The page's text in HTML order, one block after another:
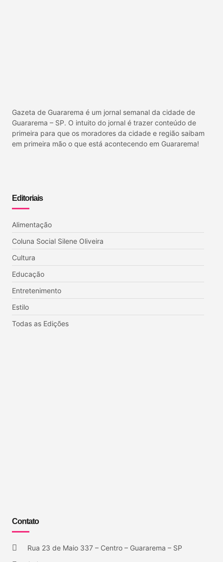
Gazeta de Guararema é um jornal semanal da cidade de
Guararema – SP. O intuito do jornal é trazer conteúdo de
primeira para que os moradores da cidade e região saibam
em primeira mão o que está acontecendo em Guararema!
Editoriais
Alimentação
Coluna Social Silene Oliveira
Cultura
Educação
Entretenimento
Estilo
Todas as Edições
Contato
Rua 23 de Maio 337 – Centro – Guararema – SP